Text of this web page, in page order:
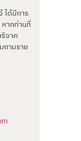
ได้มีการ
ากท่านที่
จาค
ามราย